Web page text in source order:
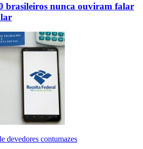
brasileiros nunca ouviram falar
devedores contumazes